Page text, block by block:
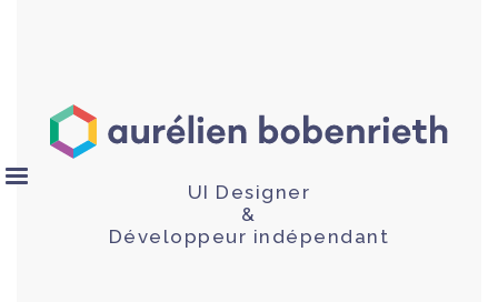
UI Designer
&
Développeur indépendant